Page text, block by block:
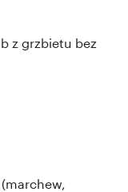
z grzbietu bez